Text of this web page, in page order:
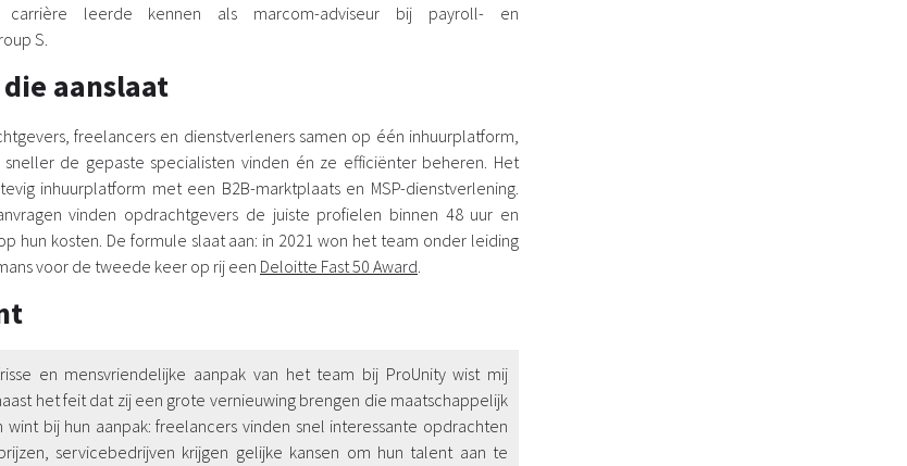
leerde kennen als marcom-adviseur bij payroll- en
S.
aanslaat
freelancers en dienstverleners samen op één inhuurplatform,
de gepaste specialisten vinden én ze efficiënter beheren. Het
inhuurplatform met een B2B-marktplaats en MSP-dienstverlening.
vinden opdrachtgevers de juiste profielen binnen 48 uur en
hun kosten. De formule slaat aan: in 2021 won het team onder leiding
voor de tweede keer op rij een Deloitte Fast 50 Award
en mensvriendelijke aanpak van het team bij ProUnity wist mij
het feit dat zij een grote vernieuwing brengen die maatschappelijk
wint bij hun aanpak: freelancers vinden snel interessante opdrachten
servicebedrijven krijgen gelijke kansen om hun talent aan te